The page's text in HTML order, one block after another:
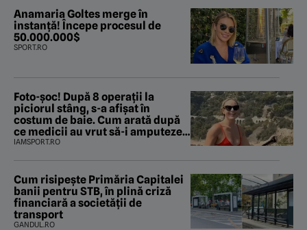
Anamaria Goltes merge în
instanță! Începe procesul de
50.000.000$
SPORT.RO
Foto-șoc! După 8 operații la
piciorul stâng, s-a afișat în
costum de baie. Cum arată după
ce medicii au vrut să-i amputeze
piciorul
IAMSPORT.RO
Cum risipește Primăria Capitalei
banii pentru STB, în plină criză
financiară a societății de
transport
GANDUL.RO